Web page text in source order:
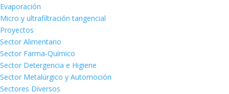
Evaporación
Micro y ultrafiltración tangencial
Proyectos
Sector Alimentario
Sector Farma-Químico
Sector Detergencia e Higiene
Sector Metalúrgico y Automoción
Sectores Diversos